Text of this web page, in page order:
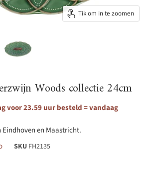
Tik om in te zoomen
Woods collectie 24cm
voor 23.59 uur besteld = vandaag
en Maastricht.
SKU FH2135